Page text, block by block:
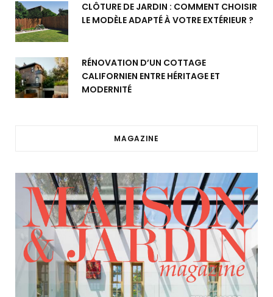
CLÔTURE DE JARDIN : COMMENT CHOISIR
LE MODÈLE ADAPTÉ À VOTRE EXTÉRIEUR ?
RÉNOVATION D’UN COTTAGE
CALIFORNIEN ENTRE HÉRITAGE ET
MODERNITÉ
MAGAZINE